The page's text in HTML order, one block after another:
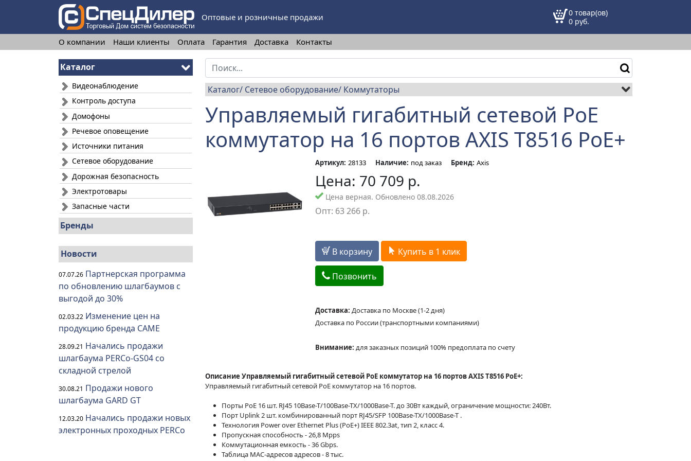
Оптовые и розничные продажи
0 товар(ов)
0 руб.
О компании Наши клиенты Оплата Гарантия Доставка Контакты
Каталог
Видеонаблюдение
Контроль доступа
Домофоны
Речевое оповещение
Источники питания
Сетевое оборудование
Дорожная безопасность
Электротовары
Запасные части
Бренды
Новости
07.07.26 Партнерская программа
по обновлению шлагбаумов с
выгодой до 30%
02.03.22 Изменение цен на
продукцию бренда CAME
28.09.21 Начались продажи
шлагбаума PERCo-GS04 со
складной стрелой
30.08.21 Продажи нового
шлагбаума GARD GT
12.03.20 Начались продажи новых
электронных проходных PERCo
Каталог Сетевое оборудование Коммутаторы
Управляемый гигабитный сетевой PoE
коммутатор на 16 портов AXIS T8516 PoE+
Артикул: 28133 Наличие: под заказ Бренд: Axis
Цена: 70 709 р.
Цена верная. Обновлено 08.08.2026
Опт: 63 266р.
В корзину Купить в 1 клик
Позвонить
Доставка: Доставка по Москве (1-2 дня)
Доставка по России (транспортными компаниями)
Внимание: для заказных позиций 100% предоплата по счету
Описание Управляемый гигабитный сетевой PoE коммутатор на 16 портов AXIS T8516 PoE+:
Управляемый гигабитный сетевой PoE коммутатор на 16 портов.
Порты PoE 16 шт. RJ45 10Base-T/100Base-TX/1000Base-T. до 30Вт каждый, ограничение мощности: 240Вт.
Порт Uplink 2 шт. комбинированный порт RJ45/SFP 100Base-TX/1000Base-T .
Технология Power over Ethernet Plus (PoE+) IEEE 802.3at, тип 2, класс 4.
Пропускная способность - 26,8 Mpps
Коммутационная емкость - 36 Gbps.
Таблица MAC-адресов адресов - 8 тыс.